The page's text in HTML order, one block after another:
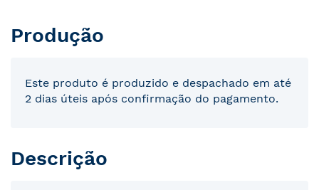
Produção
Este produto é produzido e despachado em até
2 dias úteis após confirmação do pagamento.
Descrição